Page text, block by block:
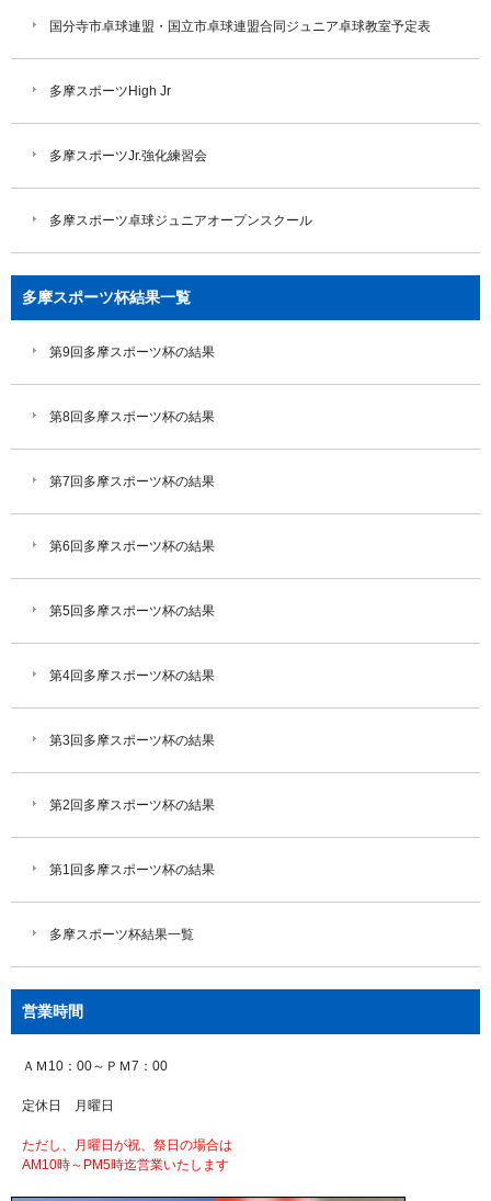
国分寺市卓球連盟・国立市卓球連盟合同ジュニア卓球教室予定表
多摩スポーツHigh Jr
多摩スポーツJr.強化練習会
多摩スポーツ卓球ジュニアオープンスクール
多摩スポーツ杯結果一覧
第9回多摩スポーツ杯の結果
第8回多摩スポーツ杯の結果
第7回多摩スポーツ杯の結果
第6回多摩スポーツ杯の結果
第5回多摩スポーツ杯の結果
第4回多摩スポーツ杯の結果
第3回多摩スポーツ杯の結果
第2回多摩スポーツ杯の結果
第1回多摩スポーツ杯の結果
多摩スポーツ杯結果一覧
営業時間
ＡＭ10：00～ＰＭ7：00
定休日 月曜日
ただし、月曜日が祝、祭日の場合は
AM10時～PM5時迄営業いたします